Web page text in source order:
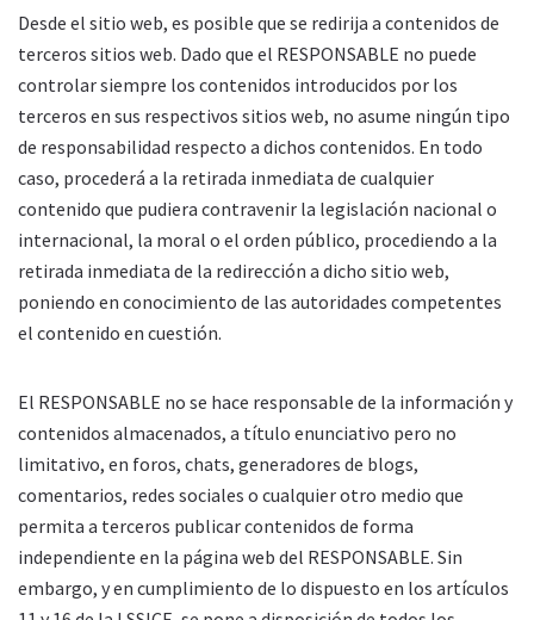
Desde el sitio web, es posible que se redirija a contenidos de
terceros sitios web. Dado que el RESPONSABLE no puede
controlar siempre los contenidos introducidos por los
terceros en sus respectivos sitios web, no asume ningún tipo
de responsabilidad respecto a dichos contenidos. En todo
caso, procederá a la retirada inmediata de cualquier
contenido que pudiera contravenir la legislación nacional o
internacional, la moral o el orden público, procediendo a la
retirada inmediata de la redirección a dicho sitio web,
poniendo en conocimiento de las autoridades competentes
el contenido en cuestión.
El RESPONSABLE no se hace responsable de la información y
contenidos almacenados, a título enunciativo pero no
limitativo, en foros, chats, generadores de blogs,
comentarios, redes sociales o cualquier otro medio que
permita a terceros publicar contenidos de forma
independiente en la página web del RESPONSABLE. Sin
embargo, y en cumplimiento de lo dispuesto en los artículos